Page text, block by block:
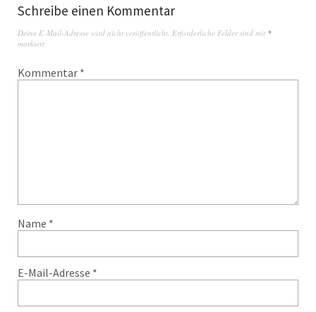
Schreibe einen Kommentar
Deine E-Mail-Adresse wird nicht veröffentlicht. Erforderliche Felder sind mit *
markiert
Kommentar *
Name *
E-Mail-Adresse *